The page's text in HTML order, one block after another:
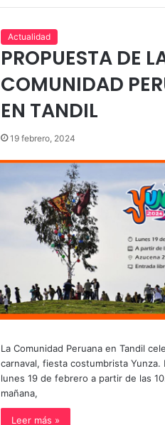
Actualidad
PROPUESTA DE
COMUNIDAD
EN TANDIL
19 febrero, 2024
La Comunidad Peruana en Tandil
carnaval, fiesta costumbrista Yunza.
lunes 19 de febrero a partir de las
mañana,
Leer más »